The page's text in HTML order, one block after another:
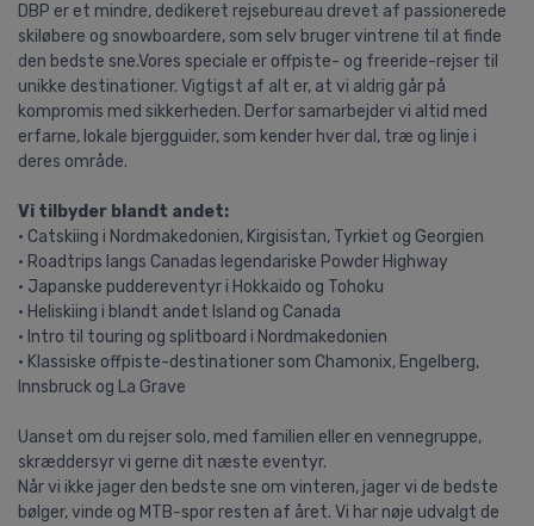
DBP er et mindre, dedikeret rejsebureau drevet af passionerede
skiløbere og snowboardere, som selv bruger vintrene til at finde
den bedste sne.Vores speciale er offpiste- og freeride-rejser til
unikke destinationer. Vigtigst af alt er, at vi aldrig går på
kompromis med sikkerheden. Derfor samarbejder vi altid med
erfarne, lokale bjergguider, som kender hver dal, træ og linje i
deres område.
Vi tilbyder blandt andet:
• Catskiing i Nordmakedonien, Kirgisistan, Tyrkiet og Georgien
• Roadtrips langs Canadas legendariske Powder Highway
• Japanske puddereventyr i Hokkaido og Tohoku
• Heliskiing i blandt andet Island og Canada
• Intro til touring og splitboard i Nordmakedonien
• Klassiske offpiste-destinationer som Chamonix, Engelberg,
Innsbruck og La Grave
Uanset om du rejser solo, med familien eller en vennegruppe,
skræddersyr vi gerne dit næste eventyr.
Når vi ikke jager den bedste sne om vinteren, jager vi de bedste
bølger, vinde og MTB-spor resten af året. Vi har nøje udvalgt de